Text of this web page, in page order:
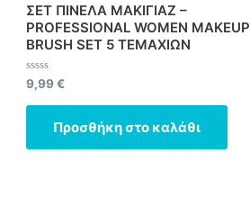
ΣΕΤ ΠΙΝΕΛΑ ΜΑΚΙΓΙΑΖ –
PROFESSIONAL WOMEN MAKEUP
BRUSH SET 5 ΤΕΜΑΧΙΩΝ
Βαθμολογήθηκε
με
0
9,99€
Προσθήκη στο καλάθι